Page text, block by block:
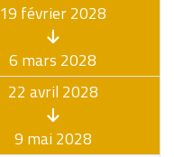
19 février 2028
6 mars 2028
22 avril 2028
9 mai 2028